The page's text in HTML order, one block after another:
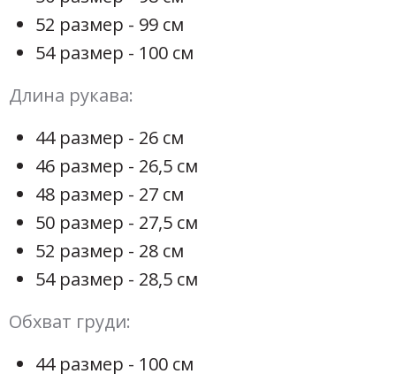
52 размер - 99 см
54 размер - 100 см
Длина рукава:
44 размер - 26 см
46 размер - 26,5 см
48 размер - 27 см
50 размер - 27,5 см
52 размер - 28 см
54 размер - 28,5 см
Обхват груди:
44 размер - 100 см